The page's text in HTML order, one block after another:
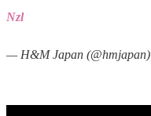
Nzl
— H&M Japan (@hmjapan)